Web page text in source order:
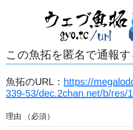
この魚拓を匿名で通報す
魚拓のURL： https://
339-53/dec.2chan.net/b/res/
理由 （必須）